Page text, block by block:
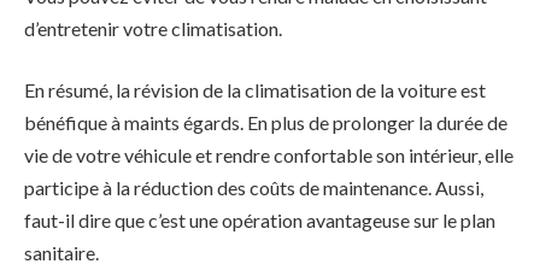
d’entretenir votre climatisation.
En résumé, la révision de la climatisation de la voiture est
bénéfique à maints égards. En plus de prolonger la durée de
vie de votre véhicule et rendre confortable son intérieur, elle
participe à la réduction des coûts de maintenance. Aussi,
faut-il dire que c’est une opération avantageuse sur le plan
sanitaire.